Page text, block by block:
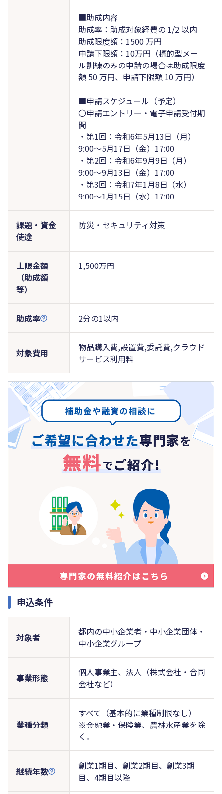
■助成内容
助成率：助成対象経費の 1/2 以内
助成限度額：1500 万円
申請下限額：10万円（標的型メー
ル訓練のみの申請の場合は助成限度
額 50 万円、申請下限額 10 万円）
■申請スケジュール（予定）
〇申請エントリー・電子申請受付期
間
・第1回：令和6年5月13日（月）
9:00～5月17日（金）17:00
・第2回：令和6年9月9日（月）
9:00～9月13日（金）17:00
・第3回：令和7年1月8日（水）
9:00～1月15日（水）17:00
課題・資金
使途
防災・セキュリティ対策
上限金額
（助成額
等）
1,500万円
助成率 2分の1以内
対象費用
物品購入費,設置費,委託費,クラウド
サービス利用料
申込条件
対象者
都内の中小企業者・中小企業団体・
中小企業グループ
事業形態
個人事業主、法人（株式会社・合同
会社など）
業種分類
すべて（基本的に業種制限なし）
※金融業・保険業、農林水産業を除
く。
継続年数
創業1期目、創業2期目、創業3期
目、4期目以降